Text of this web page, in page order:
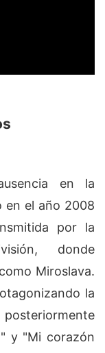
en la
en el año 2008
por la
donde
Miroslava.
la
y "Mi corazón